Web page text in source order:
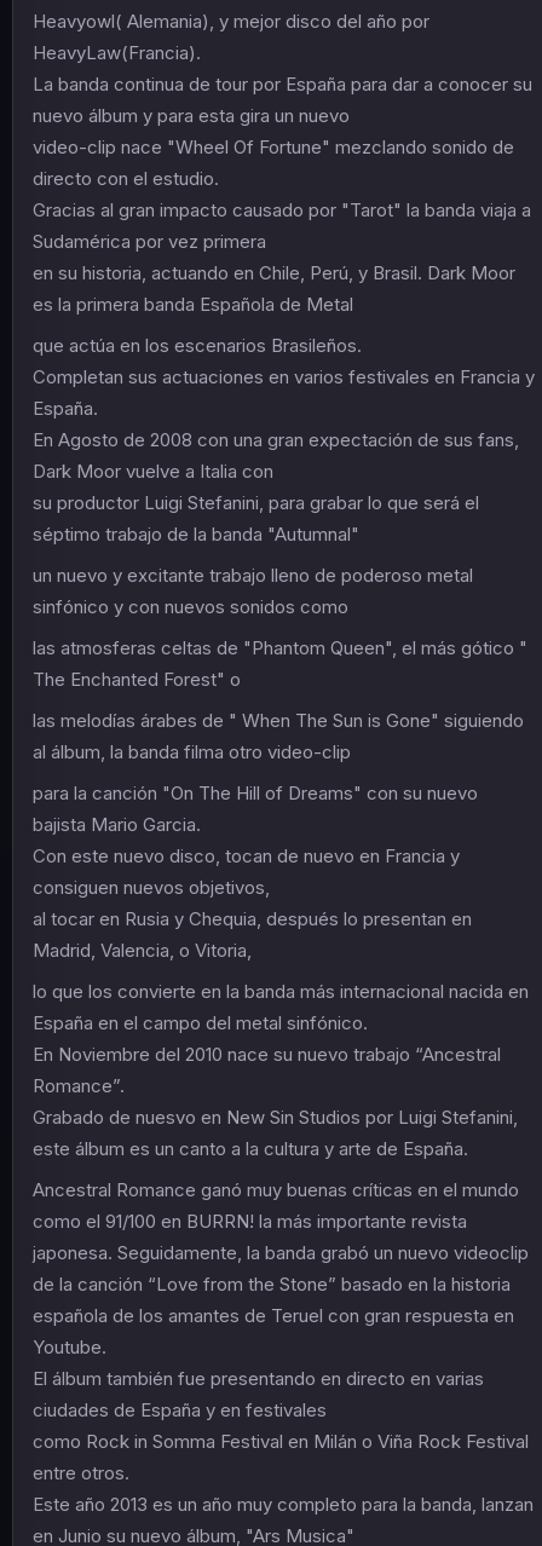
Heavyowl( Alemania), y mejor disco del año por
HeavyLaw(Francia).
La banda continua de tour por España para dar a conocer su
nuevo álbum y para esta gira un nuevo
video-clip nace "Wheel Of Fortune" mezclando sonido de
directo con el estudio.
Gracias al gran impacto causado por "Tarot" la banda viaja a
Sudamérica por vez primera
en su historia, actuando en Chile, Perú, y Brasil. Dark Moor
es la primera banda Española de Metal
que actúa en los escenarios Brasileños.
Completan sus actuaciones en varios festivales en Francia y
España.
En Agosto de 2008 con una gran expectación de sus fans,
Dark Moor vuelve a Italia con
su productor Luigi Stefanini, para grabar lo que será el
séptimo trabajo de la banda "Autumnal"
un nuevo y excitante trabajo lleno de poderoso metal
sinfónico y con nuevos sonidos como
las atmosferas celtas de "Phantom Queen", el más gótico "
The Enchanted Forest" o
las melodías árabes de " When The Sun is Gone" siguiendo
al álbum, la banda filma otro video-clip
para la canción "On The Hill of Dreams" con su nuevo
bajista Mario Garcia.
Con este nuevo disco, tocan de nuevo en Francia y
consiguen nuevos objetivos,
al tocar en Rusia y Chequia, después lo presentan en
Madrid, Valencia, o Vitoria,
lo que los convierte en la banda más internacional nacida en
España en el campo del metal sinfónico.
En Noviembre del 2010 nace su nuevo trabajo “Ancestral
Romance”.
Grabado de nuesvo en New Sin Studios por Luigi Stefanini,
este álbum es un canto a la cultura y arte de España.
Ancestral Romance ganó muy buenas críticas en el mundo
como el 91/100 en BURRN! la más importante revista
japonesa. Seguidamente, la banda grabó un nuevo videoclip
de la canción “Love from the Stone” basado en la historia
española de los amantes de Teruel con gran respuesta en
Youtube.
El álbum también fue presentando en directo en varias
ciudades de España y en festivales
como Rock in Somma Festival en Milán o Viña Rock Festival
entre otros.
Este año 2013 es un año muy completo para la banda, lanzan
en Junio su nuevo álbum, "Ars Musica"